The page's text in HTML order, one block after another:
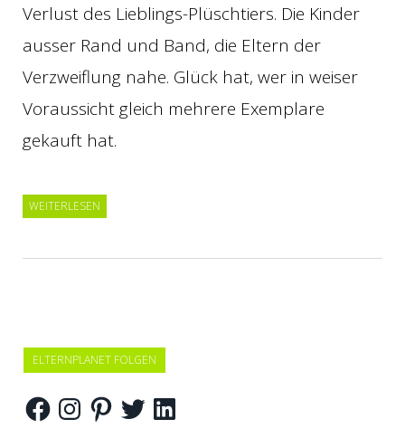
Verlust des Lieblings-Plüschtiers. Die Kinder
ausser Rand und Band, die Eltern der
Verzweiflung nahe. Glück hat, wer in weiser
Voraussicht gleich mehrere Exemplare
gekauft hat.
WEITERLESEN
ELTERNPLANET FOLGEN
FacebookInstagramPinterestTwitterLinkedIn